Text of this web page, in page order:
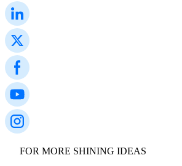
FOR MORE SHINING IDEAS